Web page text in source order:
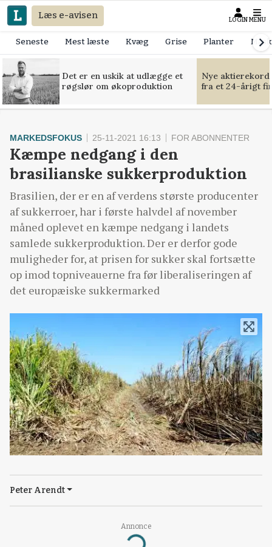
Læs e-avisen LOGIN MENU
Seneste Mest læste Kvæg Grise Planter
Det er en uskik at udlægge et
røgslør om økoproduktion
Nye
fra et 24-årigt
Annonce
MARKEDSFOKUS 25-11-2021 16:13 FOR ABONNENTER
Kæmpe nedgang i den
brasilianske sukkerproduktion
Brasilien, der er en af verdens største producenter
af sukkerroer, har i første halvdel af november
måned oplevet en kæmpe nedgang i landets
samlede sukkerproduktion. Der er derfor gode
muligheder for, at prisen for sukker skal fortsætte
op imod topniveauerne fra før liberaliseringen af
det europæiske sukkermarked
Peter Arendt